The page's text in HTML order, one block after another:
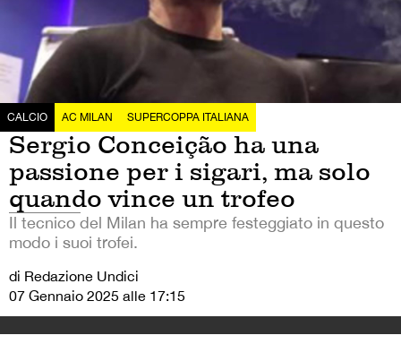
CALCIO AC MILAN SUPERCOPPA ITALIANA
Sergio Conceição ha una
passione per i sigari, ma solo
quando vince un trofeo
Il tecnico del Milan ha sempre festeggiato in questo
modo i suoi trofei.
di Redazione Undici
07 Gennaio 2025 alle 17:15